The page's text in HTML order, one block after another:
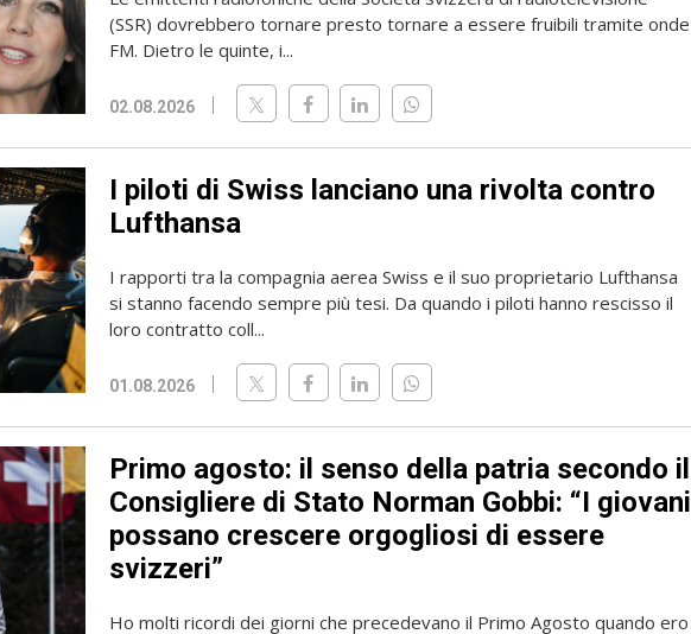
(SSR) dovrebbero tornare presto tornare a essere fruibili tramite onde
FM. Dietro le quinte, i...
02.08.2026
I piloti di Swiss lanciano una rivolta contro
Lufthansa
I rapporti tra la compagnia aerea Swiss e il suo proprietario Lufthansa
si stanno facendo sempre più tesi. Da quando i piloti hanno rescisso il
loro contratto coll...
01.08.2026
Primo agosto: il senso della patria secondo il
Consigliere di Stato Norman Gobbi: “I giovani
possano crescere orgogliosi di essere
svizzeri”
Ho molti ricordi dei giorni che precedevano il Primo Agosto quando ero